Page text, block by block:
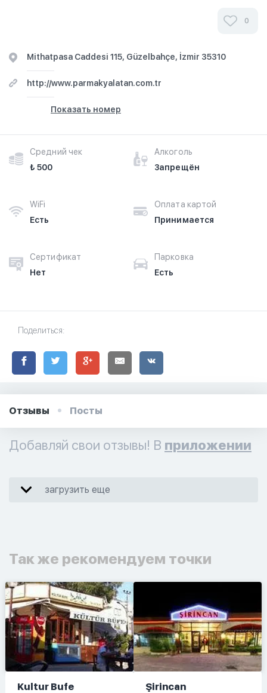
0
Mithatpasa Caddesi 115, Güzelbahçe, İzmir 35310
http://www.parmakyalatan.com.tr
Показать номер
Средний чек
₺ 500
Алкоголь
Запрещён
WiFi
Есть
Оплата картой
Принимается
Сертификат
Нет
Парковка
Есть
Поделиться:
Отзывы Посты
Добавляй свои отзывы! В приложении
загрузить еще
Так же рекомендуем точки
Kultur Bufe Şirincan